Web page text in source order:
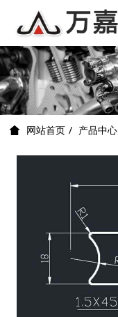
网站首页 产品中心